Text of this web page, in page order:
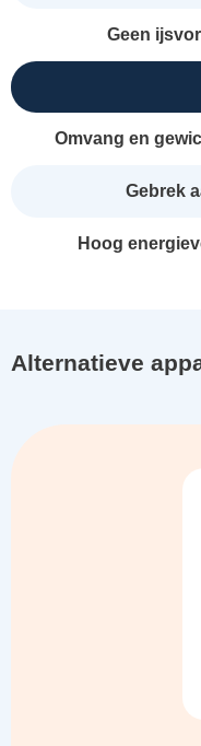
Geen
Omvang en
Gebrek
Hoog
Alternatieve